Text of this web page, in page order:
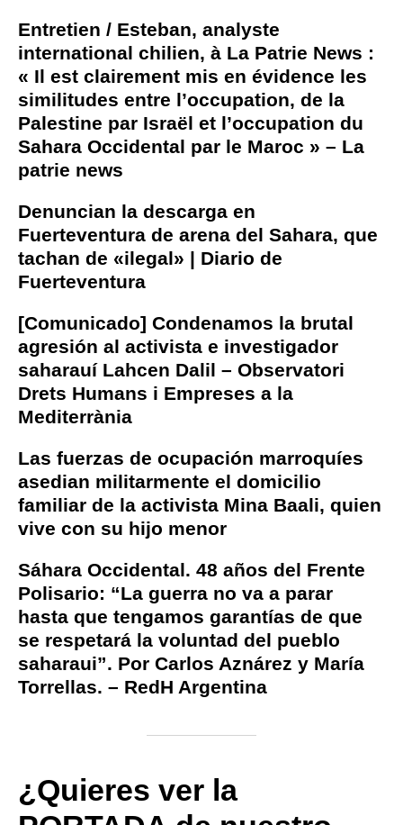
Entretien / Esteban, analyste
international chilien, à La Patrie News :
« Il est clairement mis en évidence les
similitudes entre l’occupation, de la
Palestine par Israël et l’occupation du
Sahara Occidental par le Maroc » – La
patrie news
Denuncian la descarga en
Fuerteventura de arena del Sahara, que
tachan de «ilegal» | Diario de
Fuerteventura
[Comunicado] Condenamos la brutal
agresión al activista e investigador
saharauí Lahcen Dalil – Observatori
Drets Humans i Empreses a la
Mediterrània
Las fuerzas de ocupación marroquíes
asedian militarmente el domicilio
familiar de la activista Mina Baali, quien
vive con su hijo menor
Sáhara Occidental. 48 años del Frente
Polisario: “La guerra no va a parar
hasta que tengamos garantías de que
se respetará la voluntad del pueblo
saharaui”. Por Carlos Aznárez y María
Torrellas. – RedH Argentina
¿Quieres ver la